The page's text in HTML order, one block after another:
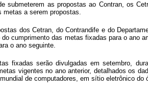
submeterem as propostas ao Contran, os
metas a serem propostas.
dos Cetran, do Contrandife e do
cumprimento das metas fixadas para o ano
o ano seguinte.
fixadas serão divulgadas em setembro,
vigentes no ano anterior, detalhados os
de computadores, em sítio eletrônico